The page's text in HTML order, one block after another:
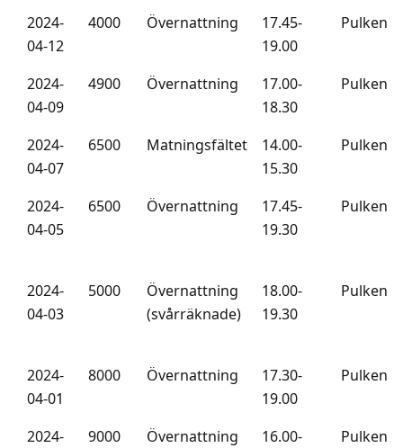
2024-
04-12
4000 Övernattning
17.45-
19.00
Pulken
2024-
04-09
4900 Övernattning
17.00-
18.30
Pulken
2024-
04-07
6500 Matningsfältet
14.00-
15.30
Pulken
2024-
04-05
6500 Övernattning
17.45-
19.30
Pulken
2024-
04-03
5000
Övernattning
(svårräknade)
18.00-
19.30
Pulken
2024-
04-01
8000 Övernattning
17.30-
19.00
Pulken
2024-
9000 Övernattning
16.00-
Pulken